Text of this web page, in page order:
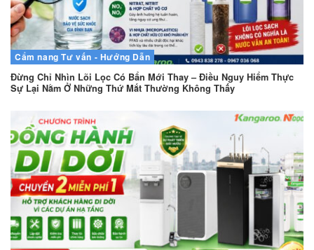
Cẩm nang Tư vấn - Hướng Dẫn
Đừng Chỉ Nhìn Lõi Lọc Có Bẩn Mới Thay – Điều Nguy Hiểm Thực
Sự Lại Nằm Ở Những Thứ Mắt Thường Không Thấy